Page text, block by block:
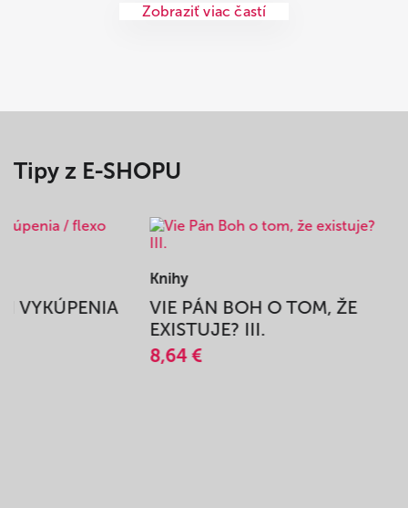
Zobraziť viac častí
Tipy z E-SHOPU
VYKÚPENIA
Knihy
VIE PÁN BOH O TOM, ŽE
EXISTUJE? III.
8,64 €